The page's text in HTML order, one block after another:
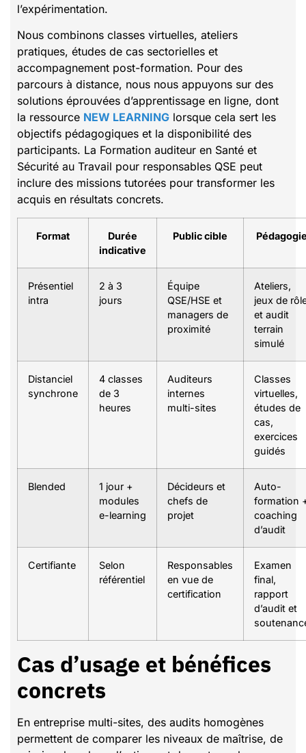
l’expérimentation.
Nous combinons classes virtuelles, ateliers
pratiques, études de cas sectorielles et
accompagnement post-formation. Pour des
parcours à distance, nous nous appuyons sur des
solutions éprouvées d’apprentissage en ligne, dont
la ressource NEW LEARNING lorsque cela sert les
objectifs pédagogiques et la disponibilité des
participants. La Formation auditeur en Santé et
Sécurité au Travail pour responsables QSE peut
inclure des missions tutorées pour transformer les
acquis en résultats concrets.
Format
Durée
indicative
Public cible
Présentiel
intra
2 à 3
jours
Équipe
QSE/HSE et
managers de
proximité
Ateliers,
jeux de
et audit
terrain
simulé
Distanciel
synchrone
4 classes
de 3
heures
Auditeurs
internes
multi-sites
Classes
virtuelles,
études de
cas,
exercices
guidés
Blended
1 jour +
modules
e-learning
Décideurs et
chefs de
projet
Auto-
formation
coaching
d’audit
Certifiante
Selon
référentiel
Responsables
en vue de
certification
Examen
final,
rapport
d’audit et
Cas d’usage et bénéfices
concrets
En entreprise multi-sites, des audits homogènes
permettent de comparer les niveaux de maîtrise, de